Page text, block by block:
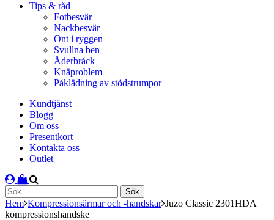
Tips & råd
Fotbesvär
Nackbesvär
Ont i ryggen
Svullna ben
Åderbråck
Knäproblem
Påklädning av stödstrumpor
Kundtjänst
Blogg
Om oss
Presentkort
Kontakta oss
Outlet
Sök
efter:
Hem Kompressionsärmar och -handskar Juzo Classic 2301HDA
kompressionshandske